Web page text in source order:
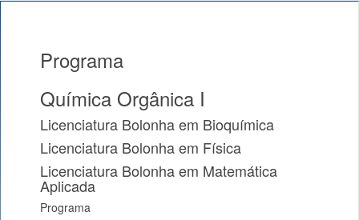
Programa
Química Orgânica I
Licenciatura Bolonha em Bioquímica
Licenciatura Bolonha em Física
Licenciatura Bolonha em Matemática
Aplicada
Programa